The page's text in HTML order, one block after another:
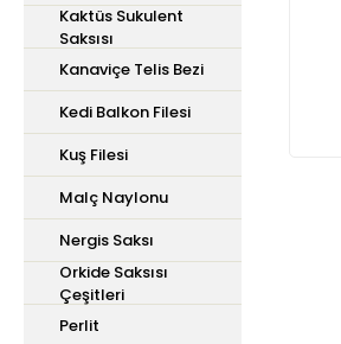
Kaktüs Sukulent
Saksısı
Kanaviçe Telis Bezi
Kedi Balkon Filesi
Kuş Filesi
Malç Naylonu
Nergis Saksı
Orkide Saksısı
Çeşitleri
Perlit